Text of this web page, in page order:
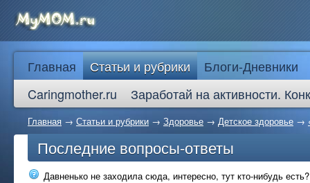
Главная Статьи и рубрики
Блоги-Дневники
Caringmother.ru
Заработай на активности.
Главная → Статьи и рубрики → Здоровье → Детское здоровье →
Последние вопросы-ответы
Давненько не заходила сюда, интересно, тут кто-нибудь есть?